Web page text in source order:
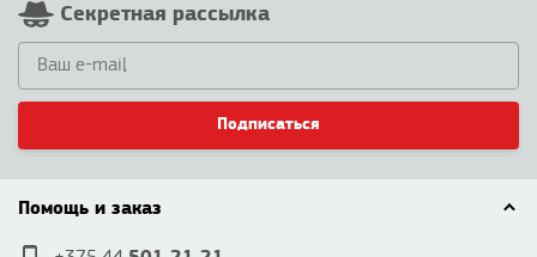
Секретная рассылка
Подписаться
Помощь и заказ